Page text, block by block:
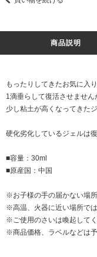
商品説明
もったりしてきたお気に入
1滴垂らして復活させません
少し粘土が高くなってきた
硬化劣化しているジェルは
■容量：30ml
■原産国：中国
※お子様の手の届かない場所
※高温、火器に近い場所で
※ご使用のさいは喚起してく
※商品価格、ラベルなどは